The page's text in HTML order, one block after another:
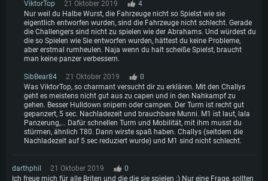
ViktorTop
21 Oktober 2019
4
Nur weil du Halbe Wurst, die Fahrzeuge nicht so Spielst wie sie
eigentlich entworfen wurden, sind die Fahrzeuge nicht schlecht. Gerade
die Challengers sind nicht zu spielen wie der Abrahams. Und würdest du
die so Spielen wie Sie entworfen wurden, hättest du keine Probleme,
aber erstmal rumheulen. Naja wenn du halt scheiße Spielst, braucht
man keine panzer verbessern.
SibBear84 21 Oktober 2019
0
Was ViktorTop, so charmant versucht dir zu erklären. Mit den Challys
geht es meistens nicht gut aus zu capen und in den Nahkampf zu
gehen. Besser Hulldown snipern oder campen. Der Turm ist recht gut
gepanzert, 5 sec. Nachladezeit und brauchbare Munni. M1 ist laut, lala
Panzerung,... Dafür schnellen Turm und Mobilität, mit ihm musst du
stürmen, ähnlich T80. Dann wirste spaß haben. Challys (seitdem die
Nachladezeit auf 5 sec reduziert wurde) und M1 sind nicht schlecht.
darthphil 21 Oktober 2019
0
Ich freue mich für alle Briten und die die sie spielen :) Nur eine Frage, sollten